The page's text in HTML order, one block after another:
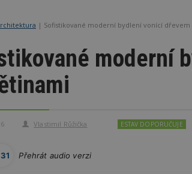
Sofistikované moderní bydlení vonící dřevem
moderní
Vlastimil Růžička ESTAV DOPORUČUJE
Přehrát audio verzi